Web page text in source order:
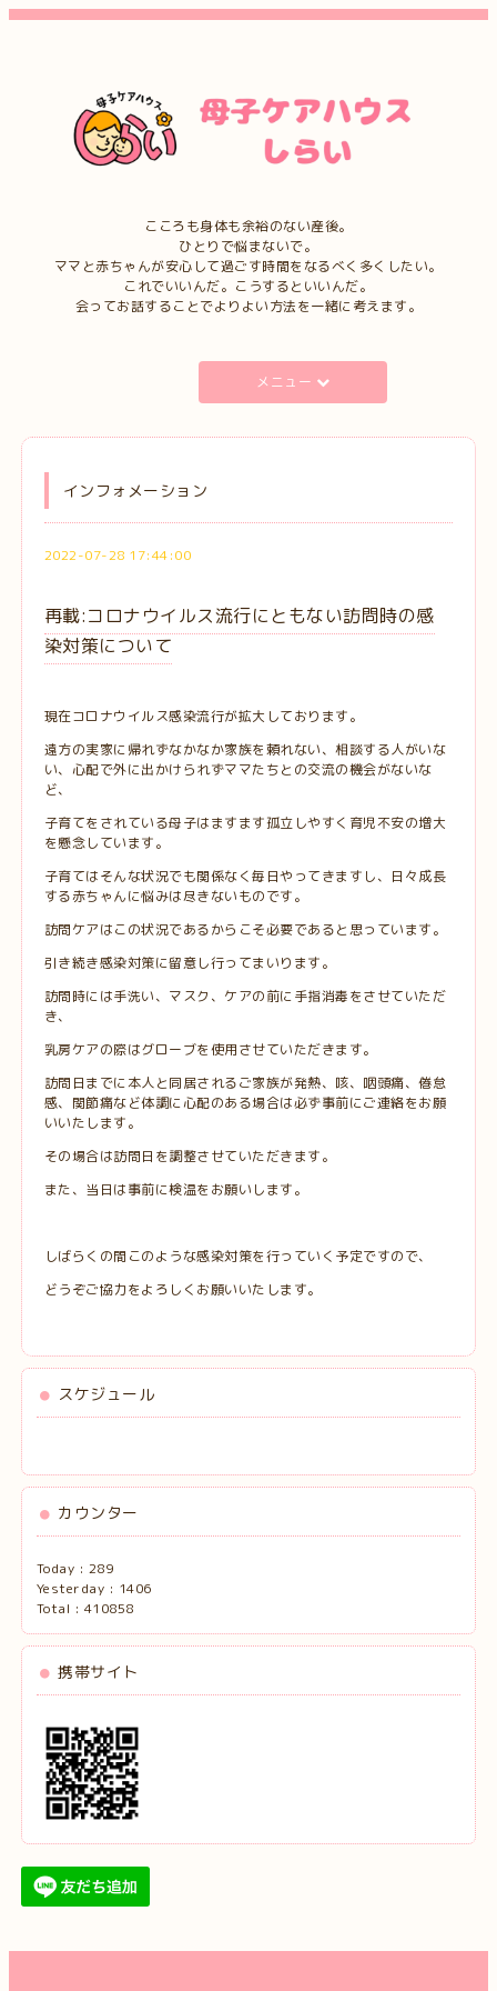
こころも身体も余裕のない産後。
ひとりで悩まないで。
ママと赤ちゃんが安心して過ごす時間をなるべく多くしたい。
これでいいんだ。こうするといいんだ。
会ってお話することでよりよい方法を一緒に考えます。
メニュー
インフォメーション
2022-07-28 17:44:00
再載:コロナウイルス流行にともない訪問時の感
染対策について
現在コロナウイルス感染流行が拡大しております。
遠方の実家に帰れずなかなか家族を頼れない、相談する人がいな
い、心配で外に出かけられずママたちとの交流の機会がないな
ど、
子育てをされている母子はますます孤立しやすく育児不安の増大
を懸念しています。
子育てはそんな状況でも関係なく毎日やってきますし、日々成長
する赤ちゃんに悩みは尽きないものです。
訪問ケアはこの状況であるからこそ必要であると思っています。
引き続き感染対策に留意し行ってまいります。
訪問時には手洗い、マスク、ケアの前に手指消毒をさせていただ
き、
乳房ケアの際はグローブを使用させていただきます。
訪問日までに本人と同居されるご家族が発熱、咳、咽頭痛、倦怠
感、関節痛など体調に心配のある場合は必ず事前にご連絡をお願
いいたします。
その場合は訪問日を調整させていただきます。
また、当日は事前に検温をお願いします。
しばらくの間このような感染対策を行っていく予定ですので、
どうぞご協力をよろしくお願いいたします。
スケジュール
カウンター
Today : 289
Yesterday : 1406
Total : 410858
携帯サイト